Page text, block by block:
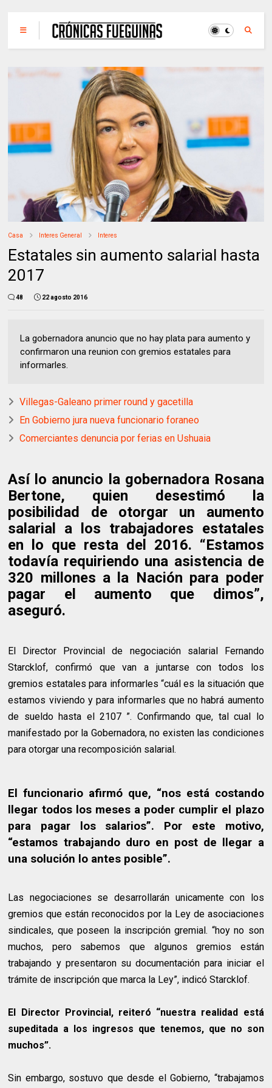
Casa Interes General Interes
Estatales sin aumento salarial hasta
2017
48 22 agosto 2016
La gobernadora anuncio que no hay plata para aumento y
confirmaron una reunion con gremios estatales para
informarles.
Villegas-Galeano primer round y gacetilla
En Gobierno jura nueva funcionario foraneo
Comerciantes denuncia por ferias en Ushuaia
Así lo anuncio la gobernadora Rosana
Bertone, quien desestimó la
posibilidad de otorgar un aumento
salarial a los trabajadores estatales
en lo que resta del 2016. “Estamos
todavía requiriendo una asistencia de
320 millones a la Nación para poder
pagar el aumento que dimos”,
aseguró.
El Director Provincial de negociación salarial Fernando
Starcklof, confirmó que van a juntarse con todos los
gremios estatales para informarles “cuál es la situación que
estamos viviendo y para informarles que no habrá aumento
de sueldo hasta el 2107 ”. Confirmando que, tal cual lo
manifestado por la Gobernadora, no existen las condiciones
para otorgar una recomposición salarial.
El funcionario afirmó que, “nos está costando
llegar todos los meses a poder cumplir el plazo
para pagar los salarios”. Por este motivo,
“estamos trabajando duro en post de llegar a
una solución lo antes posible”.
Las negociaciones se desarrollarán unicamente con los
gremios que están reconocidos por la Ley de asociaciones
sindicales, que poseen la inscripción gremial. “hoy no son
muchos, pero sabemos que algunos gremios están
trabajando y presentaron su documentación para iniciar el
trámite de inscripción que marca la Ley”, indicó Starcklof.
El Director Provincial, reiteró “nuestra realidad está
supeditada a los ingresos que tenemos, que no son
muchos”.
Sin embargo, sostuvo que desde el Gobierno, “trabajamos